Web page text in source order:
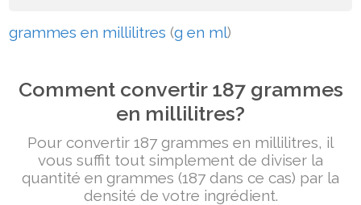
grammes en millilitres (g en ml)
Comment convertir 187 grammes
en millilitres?
Pour convertir 187 grammes en millilitres, il
vous suffit tout simplement de diviser la
quantité en grammes (187 dans ce cas) par la
densité de votre ingrédient.